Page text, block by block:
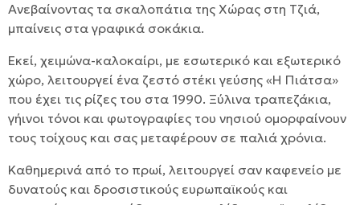
Ανεβαίνοντας τα σκαλοπάτια της Χώρας στη Τζιά,
μπαίνεις στα γραφικά σοκάκια.
Εκεί, χειμώνα-καλοκαίρι, με εσωτερικό και εξωτερικό
χώρο, λειτουργεί ένα ζεστό στέκι γεύσης «Η Πιάτσα»
που έχει τις ρίζες του στα 1990. Ξύλινα τραπεζάκια,
γήινοι τόνοι και φωτογραφίες του νησιού ομορφαίνουν
τους τοίχους και σας μεταφέρουν σε παλιά χρόνια.
Καθημερινά από το πρωί, λειτουργεί σαν καφενείο με
δυνατούς και δροσιστικούς ευρωπαϊκούς και